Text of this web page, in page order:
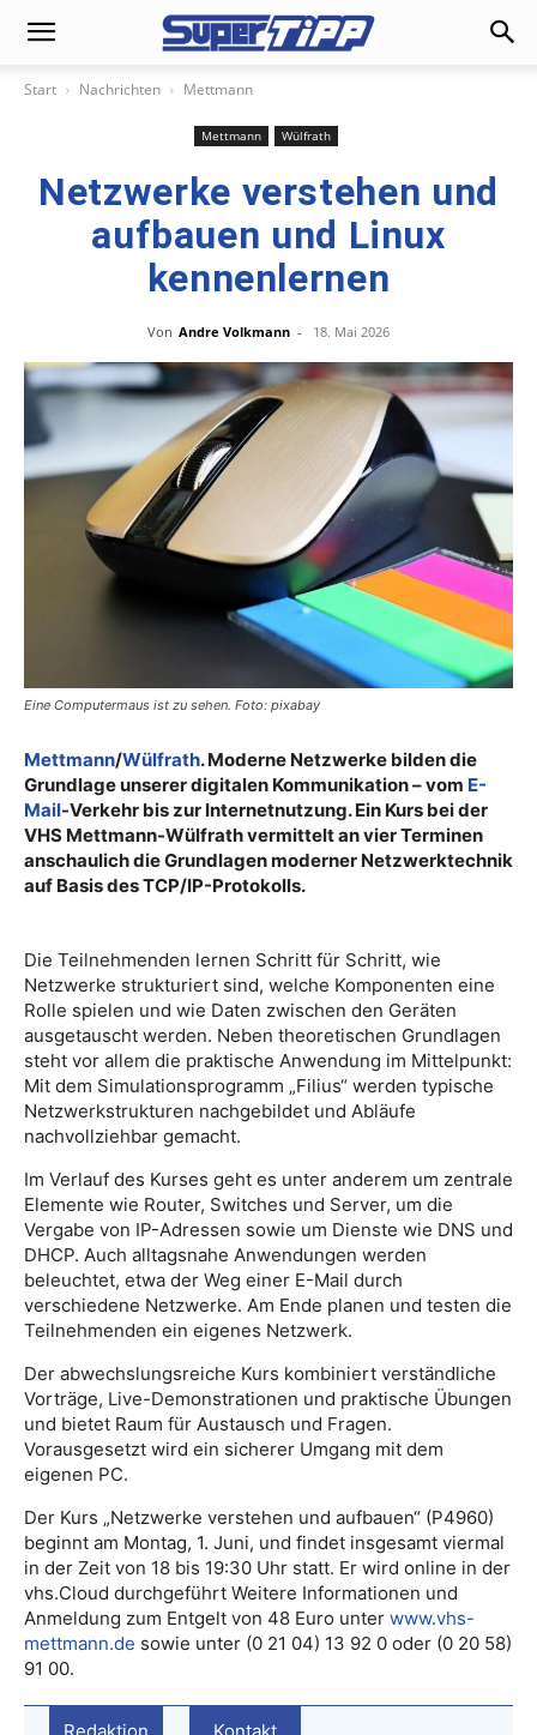
Start Nachrichten Mettmann
Mettmann Wülfrath
Netzwerke verstehen und
aufbauen und Linux
kennenlernen
Von Andre Volkmann - 18. Mai 2026
Eine Computermaus ist zu sehen. Foto: pixabay
Mettmann/Wülfrath. Moderne Netzwerke bilden die
Grundlage unserer digitalen Kommunikation – vom E-
Mail-Verkehr bis zur Internetnutzung. Ein Kurs bei der
VHS Mettmann-Wülfrath vermittelt an vier Terminen
anschaulich die Grundlagen moderner Netzwerktechnik
auf Basis des TCP/IP-Protokolls.
Die Teilnehmenden lernen Schritt für Schritt, wie
Netzwerke strukturiert sind, welche Komponenten eine
Rolle spielen und wie Daten zwischen den Geräten
ausgetauscht werden. Neben theoretischen Grundlagen
steht vor allem die praktische Anwendung im Mittelpunkt:
Mit dem Simulationsprogramm „Filius“ werden typische
Netzwerkstrukturen nachgebildet und Abläufe
nachvollziehbar gemacht.
Im Verlauf des Kurses geht es unter anderem um zentrale
Elemente wie Router, Switches und Server, um die
Vergabe von IP-Adressen sowie um Dienste wie DNS und
DHCP. Auch alltagsnahe Anwendungen werden
beleuchtet, etwa der Weg einer E-Mail durch
verschiedene Netzwerke. Am Ende planen und testen die
Teilnehmenden ein eigenes Netzwerk.
Der abwechslungsreiche Kurs kombiniert verständliche
Vorträge, Live-Demonstrationen und praktische Übungen
und bietet Raum für Austausch und Fragen.
Vorausgesetzt wird ein sicherer Umgang mit dem
eigenen PC.
Der Kurs „Netzwerke verstehen und aufbauen“ (P4960)
beginnt am Montag, 1. Juni, und findet insgesamt viermal
in der Zeit von 18 bis 19:30 Uhr statt. Er wird online in der
vhs.Cloud durchgeführt Weitere Informationen und
Anmeldung zum Entgelt von 48 Euro unter www.vhs-
mettmann.de sowie unter (0 21 04) 13 92 0 oder (0 20 58)
91 00.